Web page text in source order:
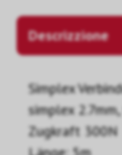
Descrizzione
Simplex
simplex
Zugkraft 300N